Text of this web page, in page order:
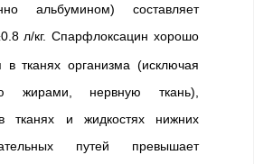
альбумином) составляет
л/кг. Спарфлоксацин хорошо
в тканях организма (исключая
жирами, нервную ткань),
тканях и жидкостях нижних
путей превышает